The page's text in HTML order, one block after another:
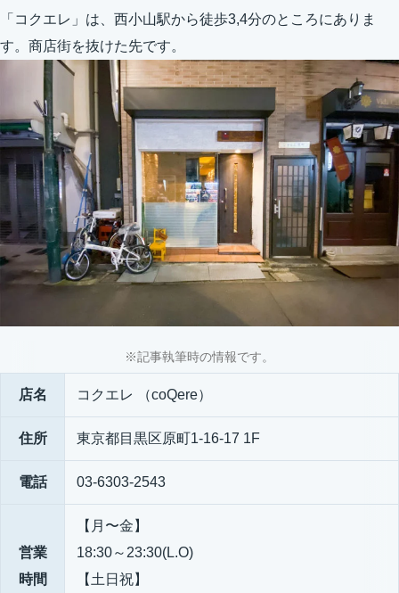
「コクエレ」は、西小山駅から徒歩3,4分のところにありま
す。商店街を抜けた先です。
※記事執筆時の情報です。
店名 コクエレ （coQere）
住所 東京都目黒区原町1-16-17 1F
電話 03-6303-2543
営業
時間
【月〜金】
18:30～23:30(L.O)
【土日祝】